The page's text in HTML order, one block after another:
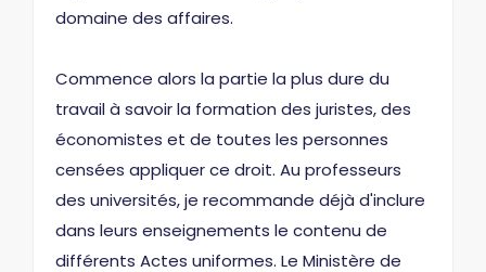
domaine des affaires.
Commence alors la partie la plus dure du
travail à savoir la formation des juristes, des
économistes et de toutes les personnes
censées appliquer ce droit. Au professeurs
des universités, je recommande déjà d'inclure
dans leurs enseignements le contenu de
différents Actes uniformes. Le Ministère de